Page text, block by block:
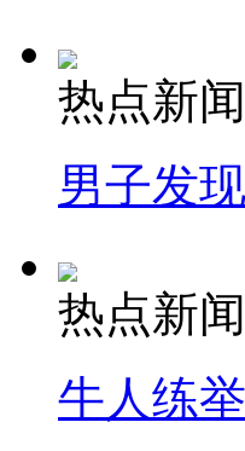
热点新闻
男子发
热点新闻
牛人练